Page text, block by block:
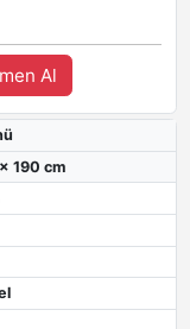
Al
190 cm